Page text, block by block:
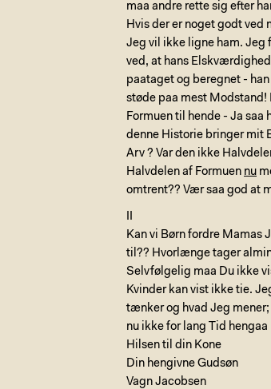
maa andre rette sig efter
Hvis der er noget godt ved
Jeg vil ikke ligne ham. Jeg
ved, at hans
paataget og beregnet -
støde paa mest Modstand!
Formuen til hende - Ja
denne Historie bringer mit
Arv ? Var den ikke
Halvdelen af Formuen nu
omtrent?? Vær saa god at
II
Kan vi Børn fordre Mamas
til?? Hvorlænge tager
Selvfølgelig maa Du ikke
Kvinder kan vist ikke tie.
tænker og hvad Jeg
nu ikke for lang Tid
Hilsen til din Kone
Din hengivne Gudsøn
Vagn Jacobsen